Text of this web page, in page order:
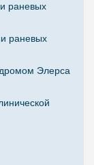
раневых
раневых
Элерса